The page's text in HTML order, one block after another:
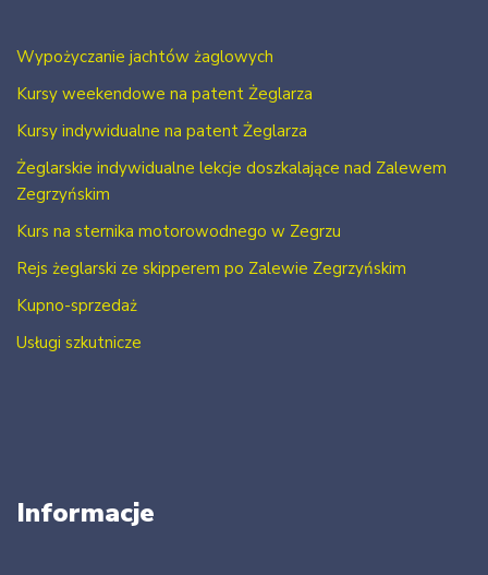
Wypożyczanie jachtów żaglowych
Kursy weekendowe na patent Żeglarza
Kursy indywidualne na patent Żeglarza
Żeglarskie indywidualne lekcje doszkalające nad Zalewem
Zegrzyńskim
Kurs na sternika motorowodnego w Zegrzu
Rejs żeglarski ze skipperem po Zalewie Zegrzyńskim
Kupno-sprzedaż
Usługi szkutnicze
Informacje